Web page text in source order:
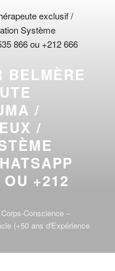
BELMÈRE
/
/
+212
Conscience –
(+50 ans d'Expérience